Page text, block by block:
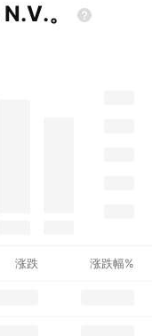
N.V.。
涨跌 涨跌幅%